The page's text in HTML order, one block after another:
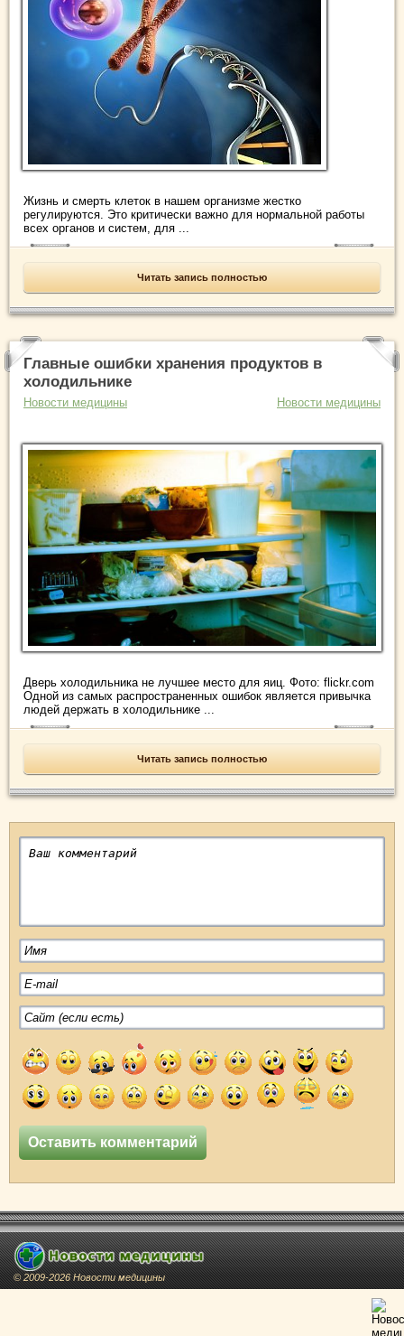
Жизнь и смерть клеток в нашем организме жестко
регулируются. Это критически важно для нормальной работы
всех органов и систем, для ...
Читать запись полностью
Главные ошибки хранения продуктов в
холодильнике
Новости медицины Новости медицины
Дверь холодильника не лучшее место для яиц. Фото: flickr.com
Одной из самых распространенных ошибок является привычка
людей держать в холодильнике ...
Читать запись полностью
© 2009-2026 Новости медицины